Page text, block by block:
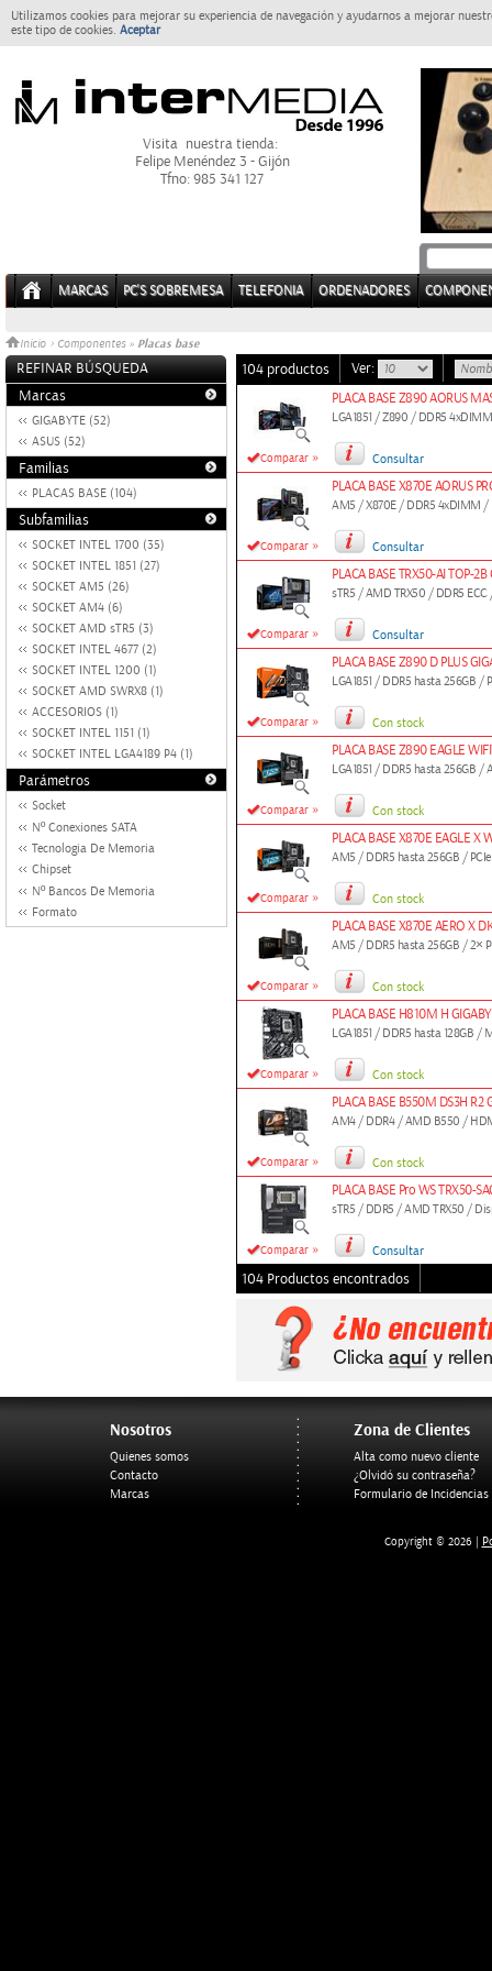
Utilizamos cookies para mejorar su experiencia de navegación y ayudarnos a mejorar
este tipo de cookies. Aceptar
Visita nuestra tienda:
Felipe Menéndez 3 - Gijón
Tfno: 985 341 127
MARCAS PC'S SOBREMESA TELEFONIA ORDENADORES
Inicio > Componentes » Placas base
REFINAR BÚSQUEDA
Marcas
GIGABYTE (52)
ASUS (52)
Familias
PLACAS BASE (104)
Subfamilias
SOCKET INTEL 1700 (35)
SOCKET INTEL 1851 (27)
SOCKET AM5 (26)
SOCKET AM4 (6)
SOCKET AMD sTR5 (3)
SOCKET INTEL 4677 (2)
SOCKET INTEL 1200 (1)
SOCKET AMD SWRX8 (1)
ACCESORIOS (1)
SOCKET INTEL 1151 (1)
SOCKET INTEL LGA4189 P4 (1)
Parámetros
Socket
Nº Conexiones SATA
Tecnologia De Memoria
Chipset
Nº Bancos De Memoria
Formato
104 productos Ver:
Comparar »
PLACA BASE Z890 AORUS
LGA1851 / Z890 / DDR5
Consultar
Comparar »
PLACA BASE X870E AORUS
AM5 / X870E / DDR5 4xDIMM /
Consultar
Comparar »
PLACA BASE TRX50-AI TOP-2B
sTR5 / AMD TRX50 / DDR5
Consultar
Comparar »
PLACA BASE Z890 D PLUS
LGA1851 / DDR5 hasta 256GB /
Con stock
Comparar »
PLACA BASE Z890 EAGLE
LGA1851 / DDR5 hasta 256GB /
Con stock
Comparar »
PLACA BASE X870E EAGLE X
AM5 / DDR5 hasta 256GB /
Con stock
Comparar »
PLACA BASE X870E AERO X
AM5 / DDR5 hasta 256GB / 2×
Con stock
Comparar »
PLACA BASE H810M H
LGA1851 / DDR5 hasta 128GB /
Con stock
Comparar »
PLACA BASE B550M DS3H R2
AM4 / DDR4 / AMD B550 /
Con stock
Comparar »
PLACA BASE Pro WS TRX50-
sTR5 / DDR5 / AMD TRX50 /
Consultar
104 Productos encontrados
Nosotros
Quienes somos
Contacto
Marcas
Zona de Clientes
Alta como nuevo cliente
¿Olvidó su contraseña?
Formulario de Incidencias
Copyright © 2026 |